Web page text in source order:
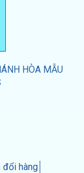
HÒA MẪU
đổi hàng